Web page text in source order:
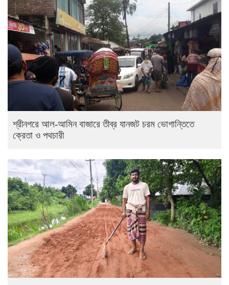
শ্রীনগরে আল-আমিন বাজারে তীব্র যানজট চরম ভোগান্তিতে
ক্রেতা ও পথচারী